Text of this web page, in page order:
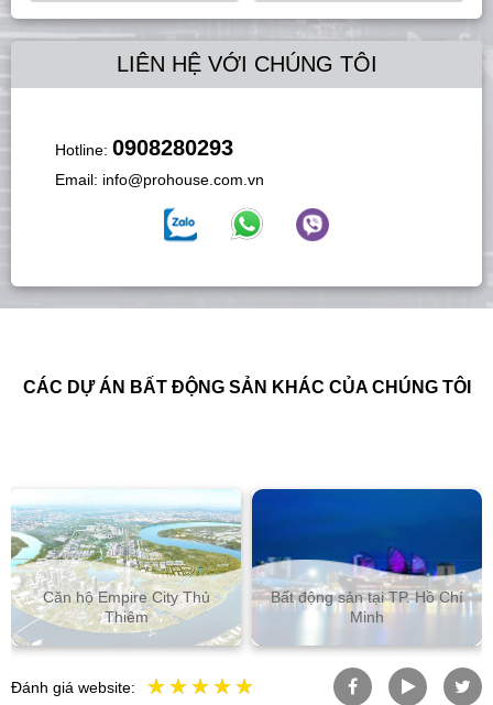
LIÊN HỆ VỚI CHÚNG TÔI
Hotline: 0908280293
Email: info@prohouse.com.vn
CÁC DỰ ÁN BẤT ĐỘNG SẢN KHÁC CỦA CHÚNG TÔI
Căn hộ Empire City Thủ
Thiêm
Bất động sản tại TP. Hồ Chí
Minh
Đánh giá website: